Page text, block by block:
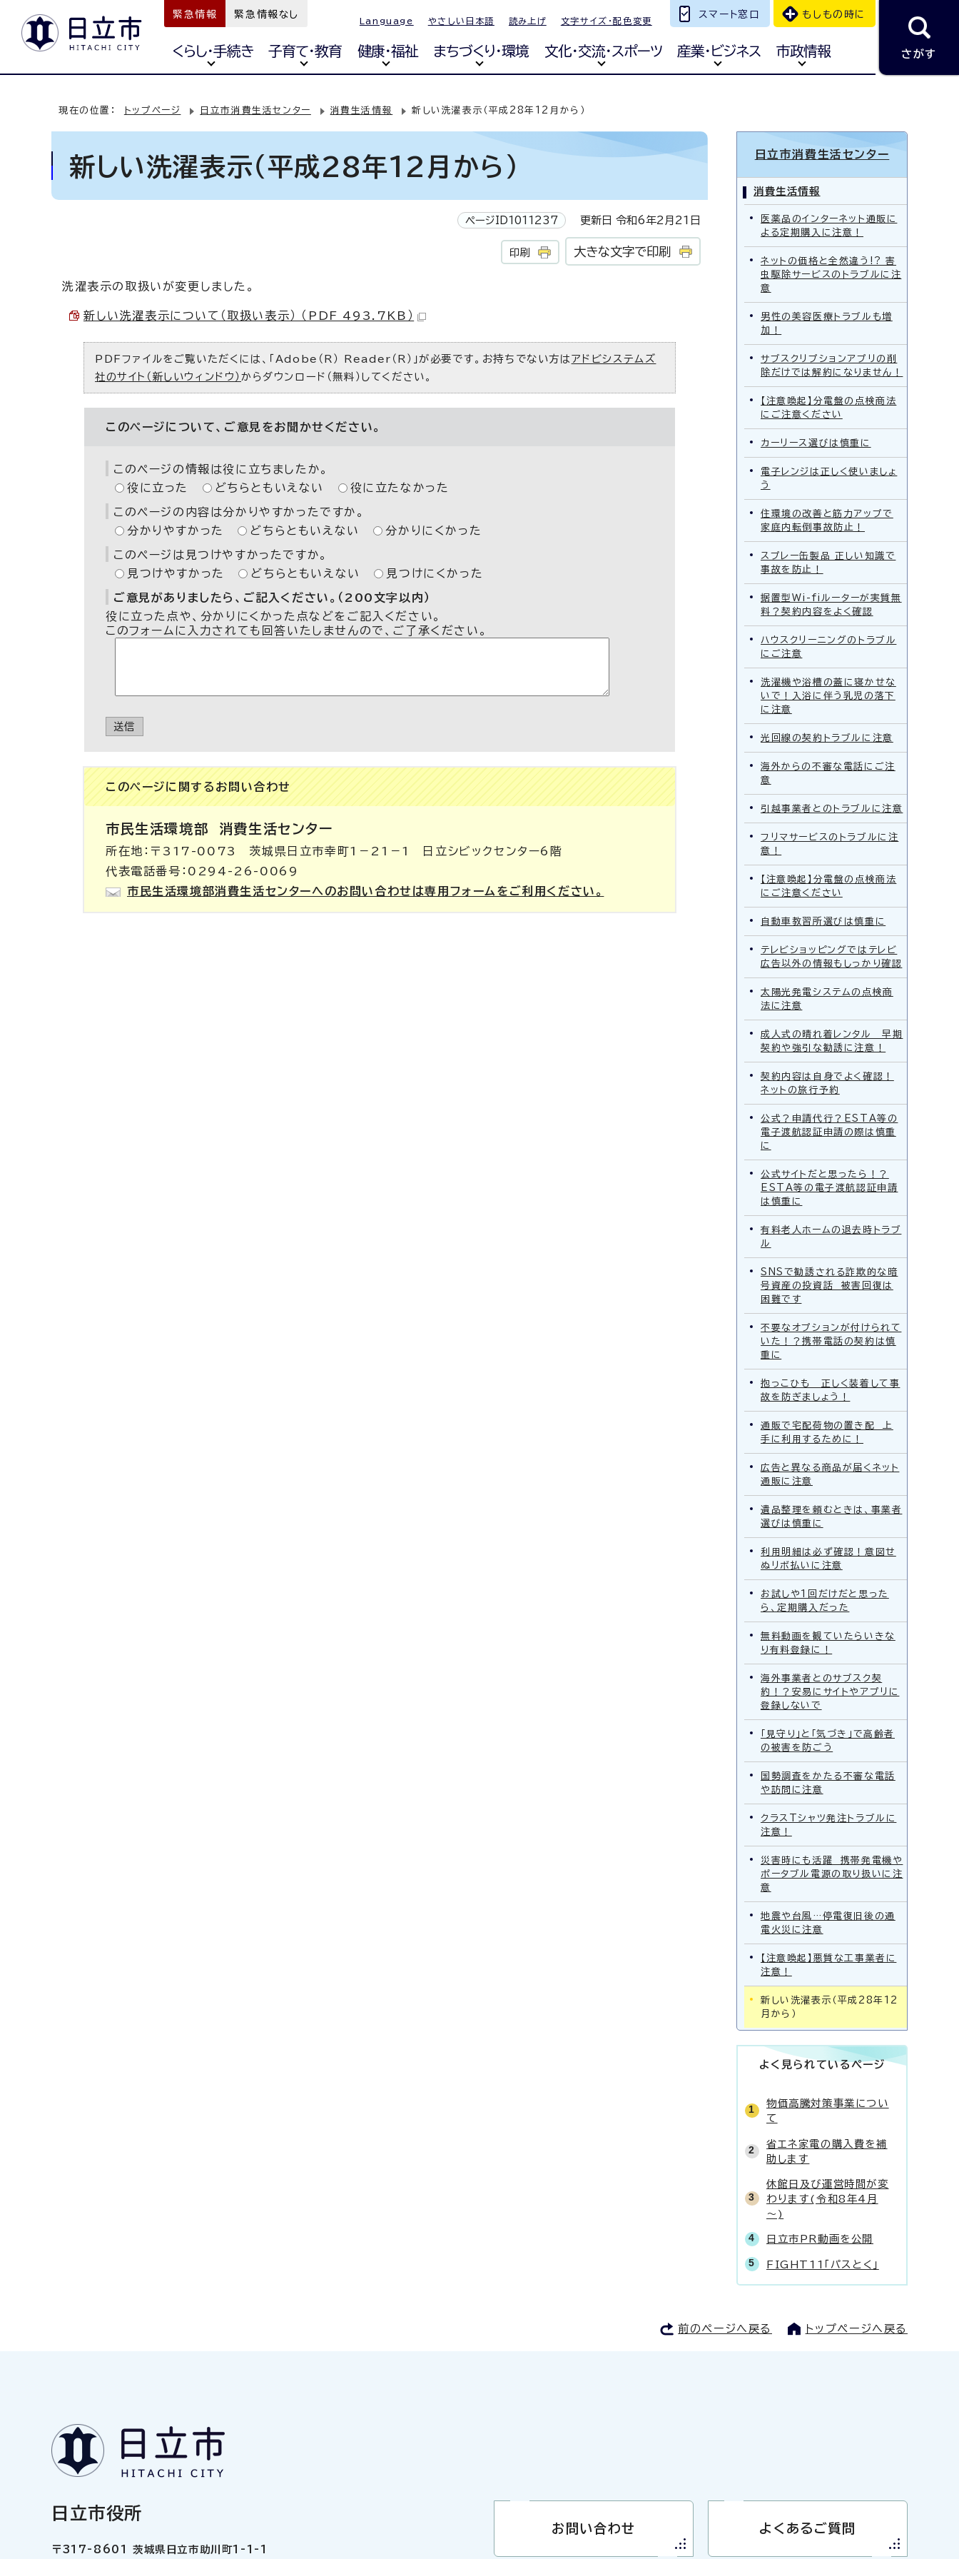
緊急情報 緊急情報なし
Language やさしい日本語 読み上げ 文字サイズ・配色変更
スマート窓口 もしもの時に
くらし・手続き 子育て・教育 健康・福祉 まちづくり・環境 文化・交流・スポーツ 産業・ビジネス 市政情報 さがす
現在の位置： トップページ 日立市消費生活センター 消費生活情報 新しい洗濯表示（平成28年12月から）
新しい洗濯表示（平成28年12月から）
ページID1011237 更新日 令和6年2月21日
印刷 大きな文字で印刷
洗濯表示の取扱いが変更しました。
新しい洗濯表示について（取扱い表示） （PDF 493.7KB）
PDFファイルをご覧いただくには、「Adobe（R） Reader（R）」が必要です。お持ちでない方は アドビシステムズ
社のサイト（新しいウィンドウ） からダウンロード（無料）してください。
このページについて、ご意見をお聞かせください。
このページの情報は役に立ちましたか。
役に立った
どちらともいえない 役に立たなかった
このページの内容は分かりやすかったですか。
分かりやすかった
どちらともいえない 分かりにくかった
このページは見つけやすかったですか。
見つけやすかった
どちらともいえない 見つけにくかった
ご意見がありましたら、ご記入ください。（200文字以内）
役に立った点や、分かりにくかった点などをご記入ください。
このフォームに入力されても回答いたしませんので、ご了承ください。
送信
このページに関する お問い合わせ
市民生活環境部 消費生活センター
所在地：〒317-0073 茨城県日立市幸町1－21－1 日立シビックセンター6階
代表電話番号：0294-26-0069
市民生活環境部消費生活センターへのお問い合わせは専用フォームをご利用ください。
日立市消費生活センター
消費生活情報
医薬品のインターネット通販に
よる定期購入に注意！
ネットの価格と全然違う!? 害
虫駆除サービスのトラブルに注
意
男性の美容医療トラブルも増
加！
サブスクリプションアプリの削
除だけでは解約になりません！
【注意喚起】分電盤の点検商法
にご注意ください
カーリース選びは慎重に
電子レンジは正しく使いましょ
う
住環境の改善と筋力アップで
家庭内転倒事故防止！
スプレー缶製品 正しい知識で
事故を防止！
据置型Wi-fiルーターが実質無
料？契約内容をよく確認
ハウスクリーニングのトラブル
にご注意
洗濯機や浴槽の蓋に寝かせな
いで！入浴に伴う乳児の落下
に注意
光回線の契約トラブルに注意
海外からの不審な電話にご注
意
引越事業者とのトラブルに注意
フリマサービスのトラブルに注
意！
【注意喚起】分電盤の点検商法
にご注意ください
自動車教習所選びは慎重に
テレビショッピングではテレビ
広告以外の情報もしっかり確認
太陽光発電システムの点検商
法に注意
成人式の晴れ着レンタル 早期
契約や強引な勧誘に注意！
契約内容は自身でよく確認！
ネットの旅行予約
公式？申請代行？ESTA等の
電子渡航認証申請の際は慎重
に
公式サイトだと思ったら！？
ESTA等の電子渡航認証申請
は慎重に
有料老人ホームの退去時トラブ
ル
SNSで勧誘される詐欺的な暗
号資産の投資話 被害回復は
困難です
不要なオプションが付けられて
いた！？携帯電話の契約は慎
重に
抱っこひも 正しく装着して事
故を防ぎましょう！
通販で宅配荷物の置き配 上
手に利用するために！
広告と異なる商品が届くネット
通販に注意
遺品整理を頼むときは、事業者
選びは慎重に
利用明細は必ず確認！意図せ
ぬリボ払いに注意
お試しや1回だけだと思った
ら、定期購入だった
無料動画を観ていたらいきな
り有料登録に！
海外事業者とのサブスク契
約！？安易にサイトやアプリに
登録しないで
「見守り」と「気づき」で高齢者
の被害を防ごう
国勢調査をかたる不審な電話
や訪問に注意
クラスTシャツ発注トラブルに
注意！
災害時にも活躍 携帯発電機や
ポータブル電源の取り扱いに注
意
地震や台風…停電復旧後の通
電火災に注意
【注意喚起】悪質な工事業者に
注意！
新しい洗濯表示（平成28年12
月から）
よく見られているページ
物価高騰対策事業につい
て
省エネ家電の購入費を補
助します
休館日及び運営時間が変
わります(令和8年4月
～)
日立市PR動画を公開
FIGHT11「パスとく」
前のページへ戻る トップページへ戻る
日立市役所
〒317-8601 茨城県日立市助川町1-1-1
お問い合わせ よくあるご質問